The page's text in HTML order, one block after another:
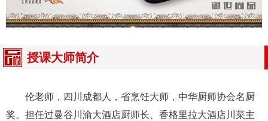
授课大师简介
伦老师，四川成都人，省烹饪大师，中华厨师协会名厨
奖。担任过曼谷川渝大酒店厨师长、香格里拉大酒店川菜主